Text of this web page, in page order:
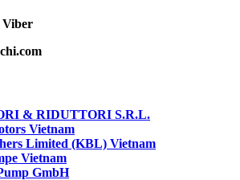
& RIDUTTORI S.R.L.
Vietnam
Limited (KBL) Vietnam
Vietnam
GmbH